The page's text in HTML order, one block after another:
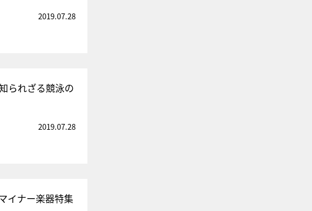
2019.07.28
られざる競泳の
2019.07.28
イナー楽器特集